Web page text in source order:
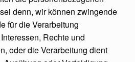
denn, wir können zwingende
für die Verarbeitung
Rechte und
oder die Verarbeitung dient